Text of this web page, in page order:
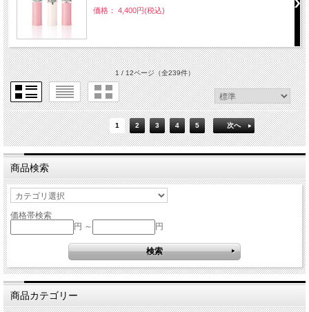
価格： 4,400円(税込)
1 / 12ページ（全239件）
1 2 3 4 5 次へ
商品検索
価格帯検索
円 ～
円
商品カテゴリー